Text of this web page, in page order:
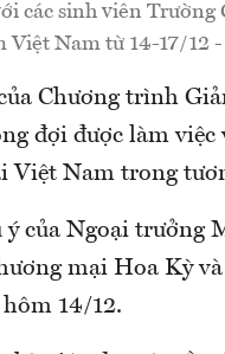
các sinh viên Trường
Việt Nam từ 14-17/12
Chương trình
đợi được làm
Nam trong
của Ngoại trưởng
mại Hoa Kỳ
14/12.